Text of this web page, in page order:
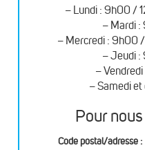
– Lundi : 9h00 /
– Mardi
– Mercredi : 9h00
– Jeudi
–
– Samedi
Pour
Code postal/adresse :